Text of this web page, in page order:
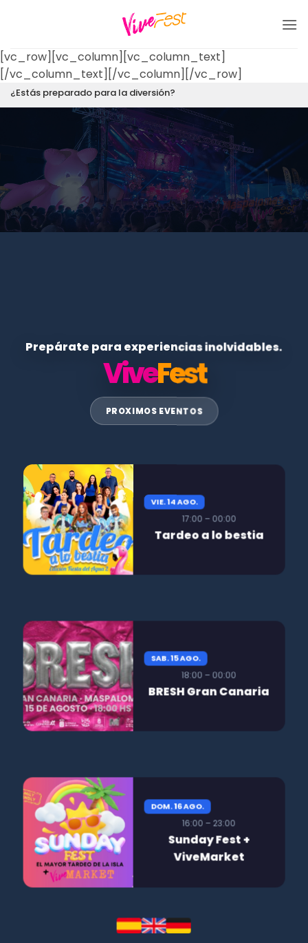
[vc_row][vc_column][vc_column_text]
[/vc_column_text][/vc_column][/vc_row]
¿Estás preparado para la diversión?
Prepárate para experiencias inolvidables.
ViveFest
PROXIMOS EVENTOS
VIE. 14 AGO.
17:00 – 00:00
Tardeo a lo bestia
SAB. 15 AGO.
18:00 – 00:00
BRESH Gran Canaria
DOM. 16 AGO.
16:00 – 23:00
Sunday Fest +
ViveMarket